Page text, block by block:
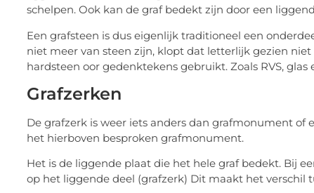
schelpen. Ook kan de graf bedekt zijn door een
Een grafsteen is dus eigenlijk traditioneel een
niet meer van steen zijn, klopt dat letterlijk gezien
hardsteen oor gedenktekens gebruikt. Zoals RVS, glas
Grafzerken
De grafzerk is weer iets anders dan grafmonument of
het hierboven besproken grafmonument.
Het is de liggende plaat die het hele graf bedekt. Bij
op het liggende deel (grafzerk) Dit maakt het verschil